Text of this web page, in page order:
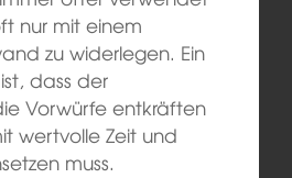
nur mit einem
zu widerlegen. Ein
dass der
Vorwürfe entkräften
wertvolle Zeit und
muss.